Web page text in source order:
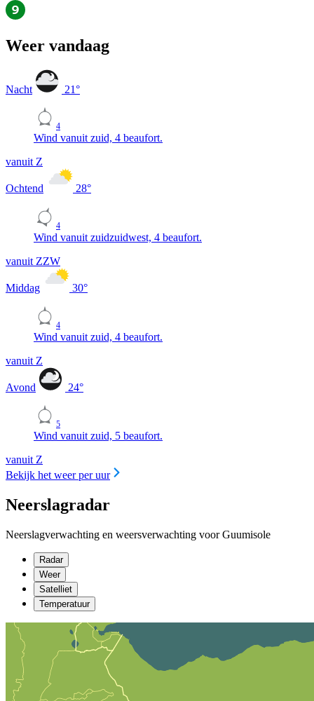
Weer vandaag
Nacht 21°
4
Wind vanuit zuid, 4 beaufort.
vanuit Z
Ochtend 28°
4
Wind vanuit zuidzuidwest, 4 beaufort.
vanuit ZZW
Middag 30°
4
Wind vanuit zuid, 4 beaufort.
vanuit Z
Avond 24°
5
Wind vanuit zuid, 5 beaufort.
vanuit Z
Bekijk het weer per uur
Neerslagradar
Neerslagverwachting en weersverwachting voor Guumisole
Radar
Weer
Satelliet
Temperatuur